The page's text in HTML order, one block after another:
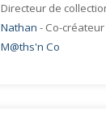
Directeur de
Nathan - Co-créateur
M@ths'n Co